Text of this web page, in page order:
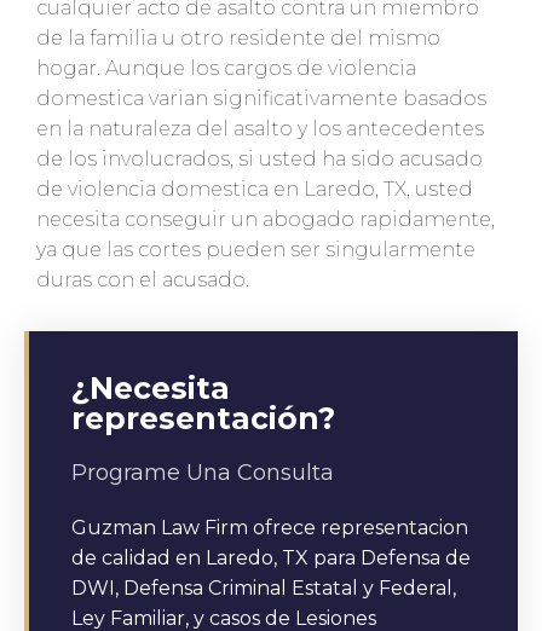
cualquier acto de asalto contra un miembro
de la familia u otro residente del mismo
hogar. Aunque los cargos de violencia
domestica varian significativamente basados
en la naturaleza del asalto y los antecedentes
de los involucrados, si usted ha sido acusado
de violencia domestica en Laredo, TX, usted
necesita conseguir un abogado rapidamente,
ya que las cortes pueden ser singularmente
duras con el acusado.
¿Necesita
representación?
Programe Una Consulta
Guzman Law Firm ofrece representacion
de calidad en Laredo, TX para Defensa de
DWI, Defensa Criminal Estatal y Federal,
Ley Familiar, y casos de Lesiones